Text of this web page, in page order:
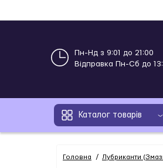
Пн-Нд з 9:01 до 21:00
Відправка Пн-Сб до
Каталог товарів
Головна Лубриканти